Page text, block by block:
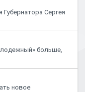
Сергея
больше,
новое